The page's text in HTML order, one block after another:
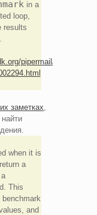
in a
loop,
results
pipermail/jmh-
заметках
when it is
a
This
benchmark
and